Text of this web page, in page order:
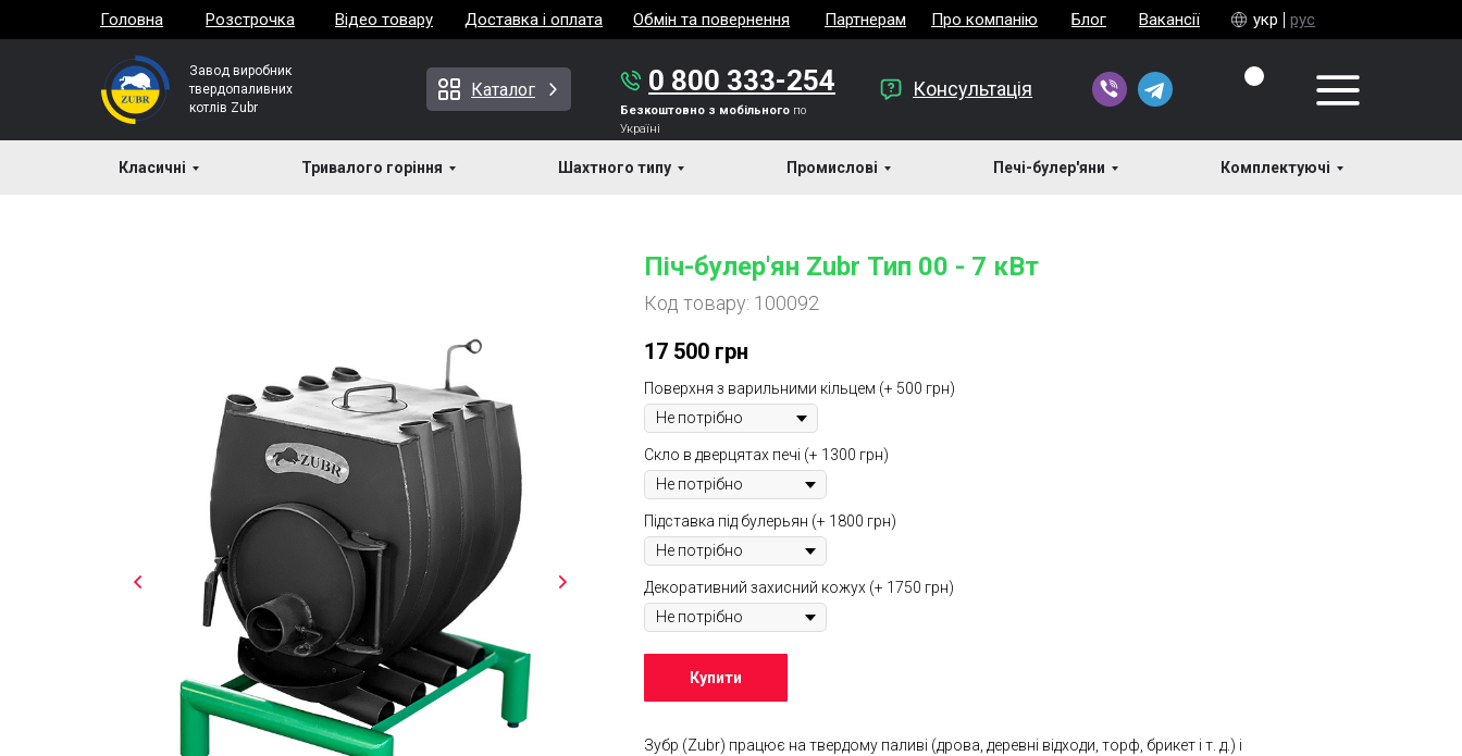
Розстрочка Відео товару Доставка і оплата Обмін та повернення Партнерам Про компанію укр рус
Головна Блог Вакансії
Завод виробник
твердопаливних
котлів Zubr
Каталог 0 800 333-254
Безкоштовно з мобільного по
Україні
Консультація
Класичні Тривалого горіння Шахтного типу Промислові Печі-булер'яни Комплектуючі
→ Каталог Печі Zubr → Булер'яни Zubr Піч-булер'ян Zubr Тип 00 - 7 кВт
Піч-булер'ян Zubr Тип 00 - 7 кВт
Код товару: 100092
17 500 грн
Поверхня з варильними кільцем (+ 500 грн)
Скло в дверцятах печі (+ 1300 грн)
Підставка під булерьян (+ 1800 грн)
Декоративний захисний кожух (+ 1750 грн)
Купити
Зубр (Zubr) працює на твердому паливі (дрова, деревні відходи, торф, брикет і т. д.) і